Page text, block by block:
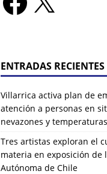
ENTRADAS RECIENTES
Villarrica activa plan de
atención a personas en
nevazones y
Tres artistas exploran el
materia en exposición de
Autónoma de Chile